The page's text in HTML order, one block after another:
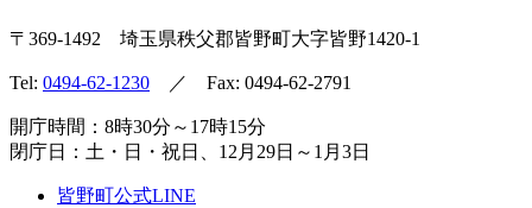
〒369-1492 埼玉県秩父郡皆野町大字皆野1420-1
Tel: 0494-62-1230 ／ Fax: 0494-62-2791
開庁時間：8時30分～17時15分
閉庁日：土・日・祝日、12月29日～1月3日
皆野町公式LINE